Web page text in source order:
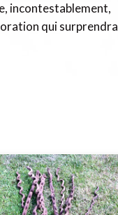
incontestablement,
qui surprendra